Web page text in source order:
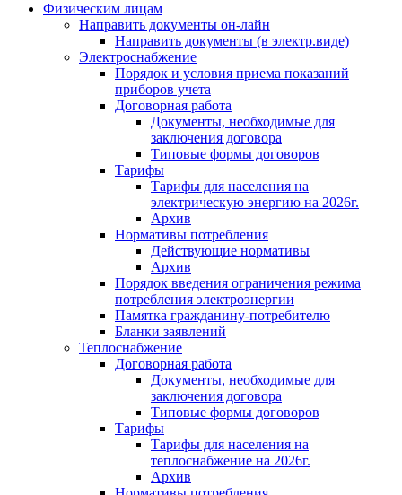
Физическим лицам
Направить документы он-лайн
Направить документы (в электр.виде)
Электроснабжение
Порядок и условия приема показаний
приборов учета
Договорная работа
Документы, необходимые для
заключения договора
Типовые формы договоров
Тарифы
Тарифы для населения на
электрическую энергию на 2026г.
Архив
Нормативы потребления
Действующие нормативы
Архив
Порядок введения ограничения режима
потребления электроэнергии
Памятка гражданину-потребителю
Бланки заявлений
Теплоснабжение
Договорная работа
Документы, необходимые для
заключения договора
Типовые формы договоров
Тарифы
Тарифы для населения на
теплоснабжение на 2026г.
Архив